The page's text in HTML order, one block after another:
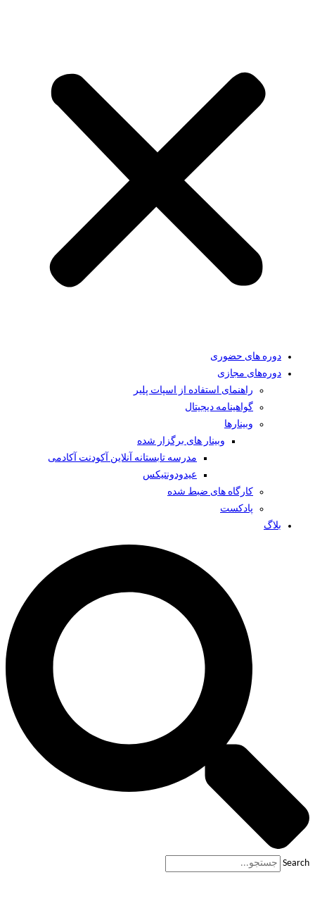
دوره های حضوری
دوره‌های مجازی
راهنمای استفاده از اسپات پلیر
گواهینامه دیجیتال
وبینار‌ها
وبینار های برگزار شده
مدرسه تابستانه آنلاین آکودنت آکادمی
عیدودونتیکس
کارگاه های ضبط شده
پادکست
بلاگ
Search